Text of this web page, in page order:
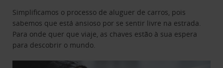
Simplificamos o processo de aluguer de carros, pois
sabemos que está ansioso por se sentir livre na estrada.
Para onde quer que viaje, as chaves estão à sua espera
para descobrir o mundo.